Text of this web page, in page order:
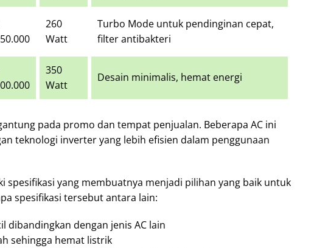
260
Watt
Turbo Mode untuk pendinginan cepat,
filter antibakteri
350
Watt
Desain minimalis, hemat energi
pada promo dan tempat penjualan. Beberapa AC ini
teknologi inverter yang lebih efisien dalam penggunaan
spesifikasi yang membuatnya menjadi pilihan yang baik untuk
spesifikasi tersebut antara lain:
dibandingkan dengan jenis AC lain
sehingga hemat listrik